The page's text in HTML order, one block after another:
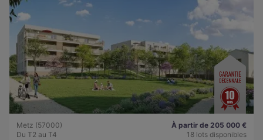
Metz (57000)
Du T2 au T4
À partir de 205 000 €
18 lots disponibles